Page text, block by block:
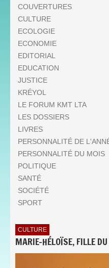
COUVERTURES
CULTURE
ECOLOGIE
ECONOMIE
EDITORIAL
EDUCATION
JUSTICE
KRÉYOL
LE FORUM KMT LTA
LES DOSSIERS
LIVRES
PERSONNALITÉ DE
PERSONNALITÉ DU MOIS
POLITIQUE
SANTÉ
SOCIÉTÉ
SPORT
CULTURE
MARIE-HÉLOÏSE, FILLE